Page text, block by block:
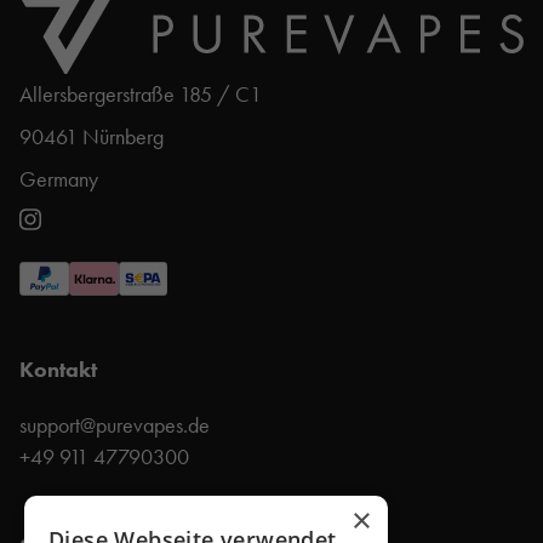
Allersbergerstraße 185 / C1
90461 Nürnberg
Germany
Kontakt
support@purevapes.de
+49 911 47790300
×